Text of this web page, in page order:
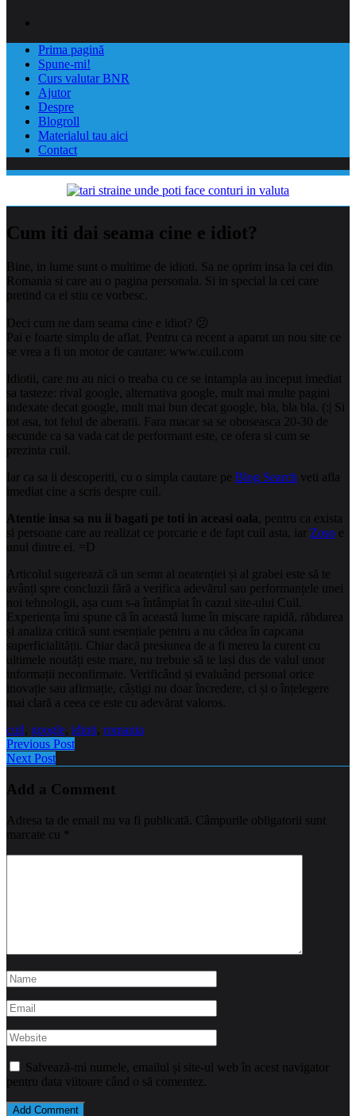
Prima pagină
Spune-mi!
Curs valutar BNR
Ajutor
Despre
Blogroll
Materialul tau aici
Contact
Cum iti dai seama cine e idiot?
Bine, in lume sunt o multime de idioti. Sa ne oprim insa la cei din
Romania si care au o pagina personala. Si in special la cei care
pretind ca ei stiu ce vorbesc.
Deci cum ne dam seama cine e idiot? 😕
Pai e foarte simplu de aflat. Pentru ca recent a aparut un nou site ce
se vrea a fi un motor de cautare: www.cuil.com
Idiotii, care nu au nici o treaba cu ce se intampla au inceput imediat
sa tasteze: rival google, alternativa google, mult mai multe pagini
indexate decat google, mult mai bun decat google, bla, bla bla. (:| Si
tot asa, tot felul de aberatii. Fara macar sa se oboseasca 20-30 de
secunde ca sa vada cat de performant este, ce ofera si cum se
prezinta cuil.
Iar ca sa ii descoperiti, cu o simpla cautare pe Blog Search veti afla
imediat cine a scris despre cuil.
Atentie insa sa nu ii bagati pe toti in aceasi oala, pentru ca exista
si persoane care au realizat ce porcarie e de fapt cuil asta, iar Zoso e
unul dintre ei. =D
Articolul sugerează că un semn al neatenției și al grabei este să te
avânți spre concluzii fără a verifica adevărul sau performanțele unei
noi tehnologii, așa cum s-a întâmplat în cazul site-ului Cuil.
Experiența îmi spune că în această lume în mișcare rapidă, răbdarea
și analiza critică sunt esențiale pentru a nu cădea în capcana
superficialității. Chiar dacă presiunea de a fi mereu la curent cu
ultimele noutăți este mare, nu trebuie să te lași dus de valul unor
informații neconfirmate. Verificând și evaluând personal orice
inovație sau afirmație, câștigi nu doar încredere, ci și o înțelegere
mai clară a ceea ce este cu adevărat valoros.
cuil, google, idioti, romania
Previous Post
Next Post
Add a Comment
Adresa ta de email nu va fi publicată. Câmpurile obligatorii sunt
marcate cu
Salvează-mi numele, emailul și site-ul web în acest navigator
pentru data viitoare când o să comentez.